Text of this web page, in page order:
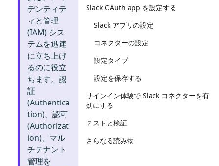
デンティテ
ィと管理
(IAM) シス
テムを迅速
に立ち上げ
るのに役立
ちます。認
証
(Authentica
tion)、認可
(Authorizat
ion)、マル
チテナント
管理を
Slack OAuth app を設定する
Slack アプリの設定
コネクターの設定
設定タイプ
設定を保存する
サインイン体験で Slack コネクターを有
効にする
テストと検証
さらなる読み物